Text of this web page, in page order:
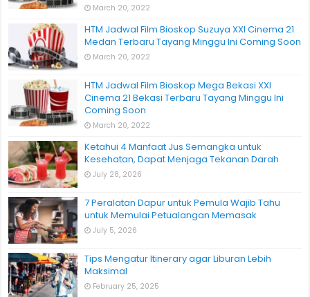
March 20, 2022
HTM Jadwal Film Bioskop Suzuya XXI Cinema 21
Medan Terbaru Tayang Minggu Ini Coming Soon
March 20, 2022
HTM Jadwal Film Bioskop Mega Bekasi XXI
Cinema 21 Bekasi Terbaru Tayang Minggu Ini
Coming Soon
March 20, 2022
Ketahui 4 Manfaat Jus Semangka untuk
Kesehatan, Dapat Menjaga Tekanan Darah
July 28, 2026
7 Peralatan Dapur untuk Pemula Wajib Tahu
untuk Memulai Petualangan Memasak
July 5, 2026
Tips Mengatur Itinerary agar Liburan Lebih
Maksimal
February 25, 2025